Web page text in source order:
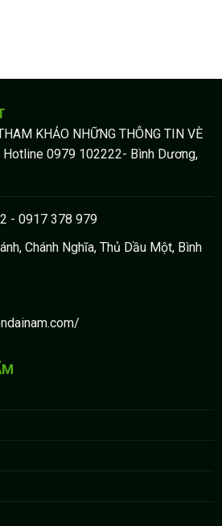
KHẢO NHỮNG THÔNG TIN VÈ
Hotline 0979 102222- Bình Dương,
- 0917 378 979
Chánh Nghĩa, Thủ Dầu Một, Bình